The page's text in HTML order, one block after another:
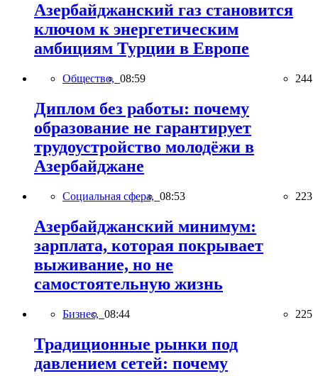
Азербайджанский газ становится
ключом к энергетическим
амбициям Турции в Европе
Общество, 08:59 244
Диплом без работы: почему
образование не гарантирует
трудоустройство молодёжи в
Азербайджане
Социальная сфера, 08:53 223
Азербайджанский минимум:
зарплата, которая покрывает
выживание, но не
самостоятельную жизнь
Бизнес, 08:44 225
Традиционные рынки под
давлением сетей: почему